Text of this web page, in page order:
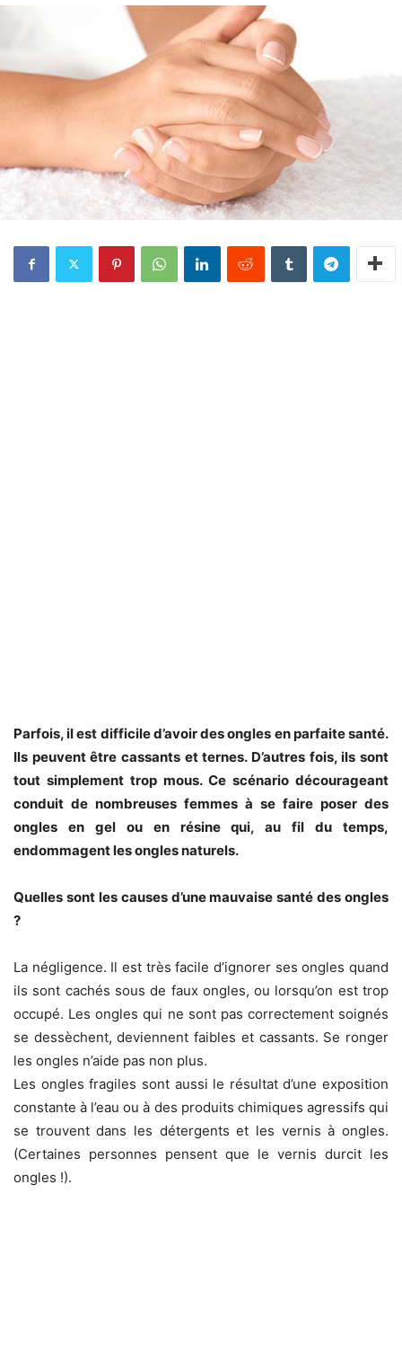
Parfois, il est difficile d’avoir des ongles en parfaite santé.
Ils peuvent être cassants et ternes. D’autres fois, ils sont
tout simplement trop mous. Ce scénario décourageant
conduit de nombreuses femmes à se faire poser des
ongles en gel ou en résine qui, au fil du temps,
endommagent les ongles naturels.
Quelles sont les causes d’une mauvaise santé des ongles
?
La négligence. Il est très facile d’ignorer ses ongles quand
ils sont cachés sous de faux ongles, ou lorsqu’on est trop
occupé. Les ongles qui ne sont pas correctement soignés
se dessèchent, deviennent faibles et cassants. Se ronger
les ongles n’aide pas non plus.
Les ongles fragiles sont aussi le résultat d’une exposition
constante à l’eau ou à des produits chimiques agressifs qui
se trouvent dans les détergents et les vernis à ongles.
(Certaines personnes pensent que le vernis durcit les
ongles !).